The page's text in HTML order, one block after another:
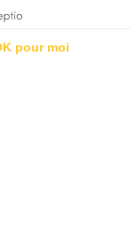
Réalisation suivante
Skali Escaliers